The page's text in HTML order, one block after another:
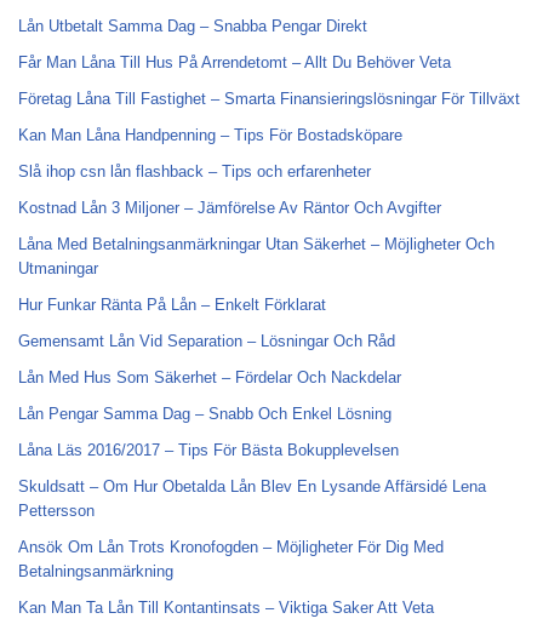
Lån Utbetalt Samma Dag – Snabba Pengar Direkt
Får Man Låna Till Hus På Arrendetomt – Allt Du Behöver Veta
Företag Låna Till Fastighet – Smarta Finansieringslösningar För Tillväxt
Kan Man Låna Handpenning – Tips För Bostadsköpare
Slå ihop csn lån flashback – Tips och erfarenheter
Kostnad Lån 3 Miljoner – Jämförelse Av Räntor Och Avgifter
Låna Med Betalningsanmärkningar Utan Säkerhet – Möjligheter Och
Utmaningar
Hur Funkar Ränta På Lån – Enkelt Förklarat
Gemensamt Lån Vid Separation – Lösningar Och Råd
Lån Med Hus Som Säkerhet – Fördelar Och Nackdelar
Lån Pengar Samma Dag – Snabb Och Enkel Lösning
Låna Läs 2016/2017 – Tips För Bästa Bokupplevelsen
Skuldsatt – Om Hur Obetalda Lån Blev En Lysande Affärsidé Lena
Pettersson
Ansök Om Lån Trots Kronofogden – Möjligheter För Dig Med
Betalningsanmärkning
Kan Man Ta Lån Till Kontantinsats – Viktiga Saker Att Veta